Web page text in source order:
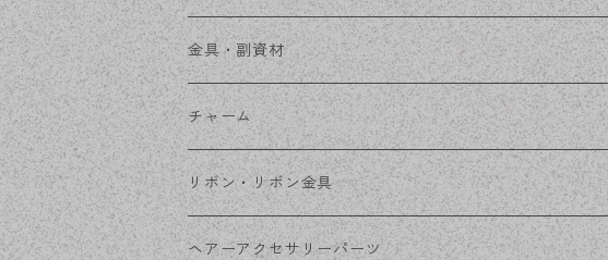
ステンレス金具
デザイン丸カン
フレーム
コネクター
その他
金具・副資材
丸カン
ピン類
花座・ビーズキャップ
チャーム
金属
アクリル・プラ
リボン・リボン金具
リボン
ヘアーアクセサリーパーツ